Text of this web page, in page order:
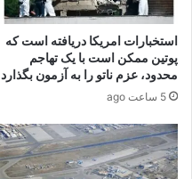
استخبارات امریکا دریافته است که
پوتین ممکن است با یک تهاجم
محدود، عزم ناتو را به آزمون بگذارد
5 ساعت ago